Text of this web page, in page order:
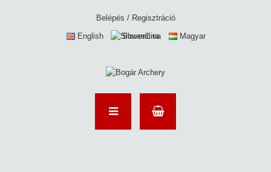
Belépés / Regisztráció
English
Slovenčina Magyar